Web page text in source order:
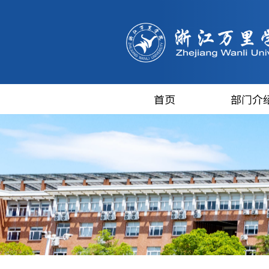
首页 部门介